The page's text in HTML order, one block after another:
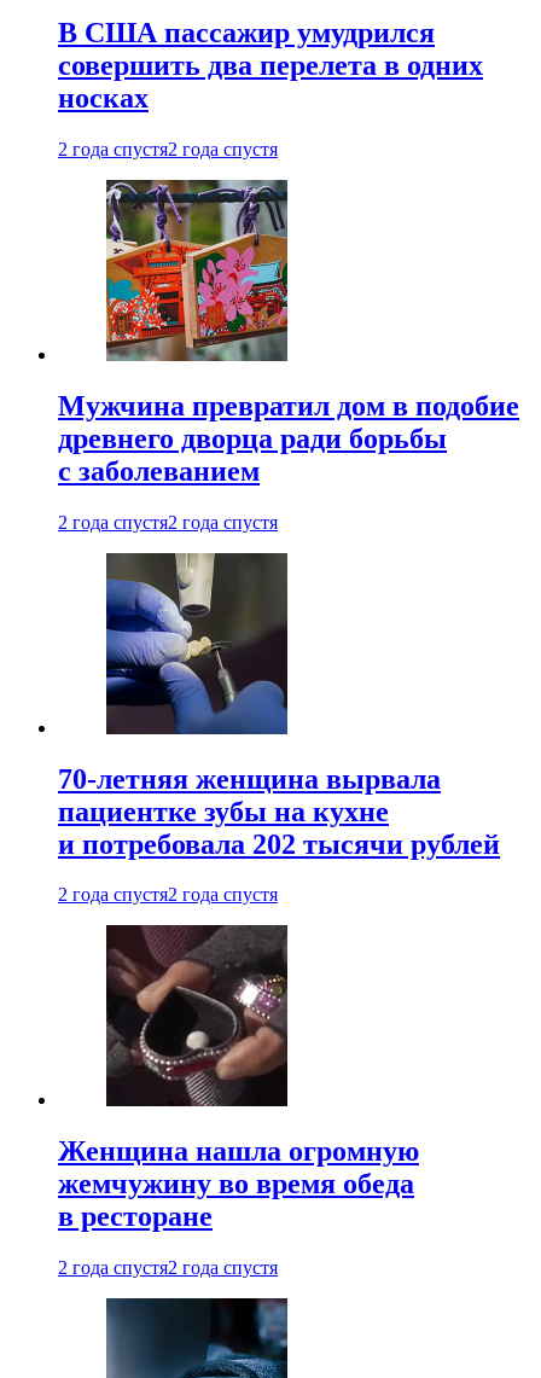
В США пассажир умудрился
совершить два перелета в одних
носках
2 года спустя2 года спустя
Мужчина превратил дом в подобие
древнего дворца ради борьбы
с заболеванием
2 года спустя2 года спустя
70-летняя женщина вырвала
пациентке зубы на кухне
и потребовала 202 тысячи рублей
2 года спустя2 года спустя
Женщина нашла огромную
жемчужину во время обеда
в ресторане
2 года спустя2 года спустя